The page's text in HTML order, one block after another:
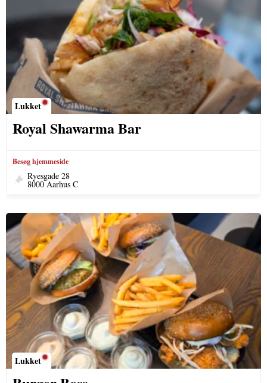
Lukket
Royal Shawarma Bar
Besøg hjemmeside
Ryesgade 28
8000 Aarhus C
Lukket